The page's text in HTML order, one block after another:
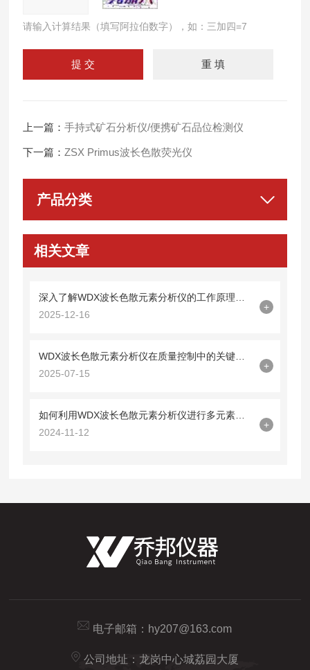
请输入计算结果（填写阿拉伯数字），如：三加四=7
上一篇：手持式矿石分析仪/便携矿石品位检测仪
下一篇：ZSX Primus波长色散荧光仪
产品分类
相关文章
2025-12-16
+
2025-07-15
+
2024-11-12
+
电子邮箱： hy207@163.com
公司地址：龙岗中心城荔园大厦